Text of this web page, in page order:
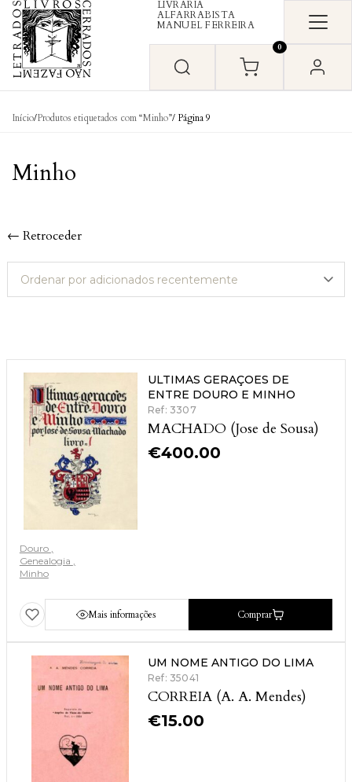
Skip to content
LIVRARIA
ALFARRABISTA
MANUEL FERREIRA
0
Início/Produtos etiquetados com “Minho”/ Página 9
Minho
← Retroceder
ULTIMAS GERAÇOES DE
ENTRE DOURO E MINHO
Ref: 3307
MACHADO (Jose de Sousa)
€400.00
Douro
Genealogia
Minho
Mais informações Comprar
UM NOME ANTIGO DO LIMA
Ref: 35041
CORREIA (A. A. Mendes)
€15.00